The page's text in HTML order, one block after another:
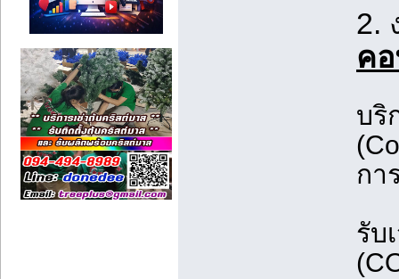
2.
ค
บริ
กา
รับ